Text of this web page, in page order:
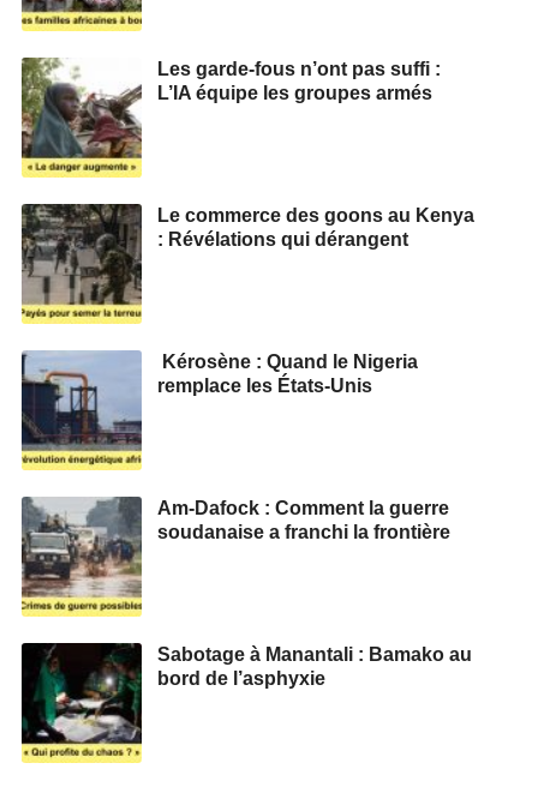
Les garde-fous n’ont pas suffi :
L’IA équipe les groupes armés
Le commerce des goons au Kenya
: Révélations qui dérangent
Kérosène : Quand le Nigeria
remplace les États-Unis
Am-Dafock : Comment la guerre
soudanaise a franchi la frontière
Sabotage à Manantali : Bamako au
bord de l’asphyxie